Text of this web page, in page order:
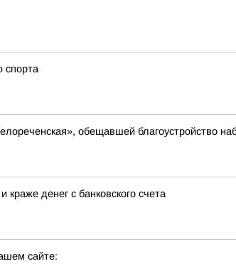
спорта
обещавшей благоустройство
денег с банковского счета
сайте: